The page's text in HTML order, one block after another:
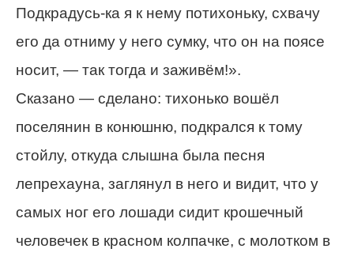
Подкрадусь-ка я к нему потихоньку, схвачу
его да отниму у него сумку, что он на поясе
носит, — так тогда и заживём!».
Сказано — сделано: тихонько вошёл
поселянин в конюшню, подкрался к тому
стойлу, откуда слышна была песня
лепрехауна, заглянул в него и видит, что у
самых ног его лошади сидит крошечный
человечек в красном колпачке, с молотком в